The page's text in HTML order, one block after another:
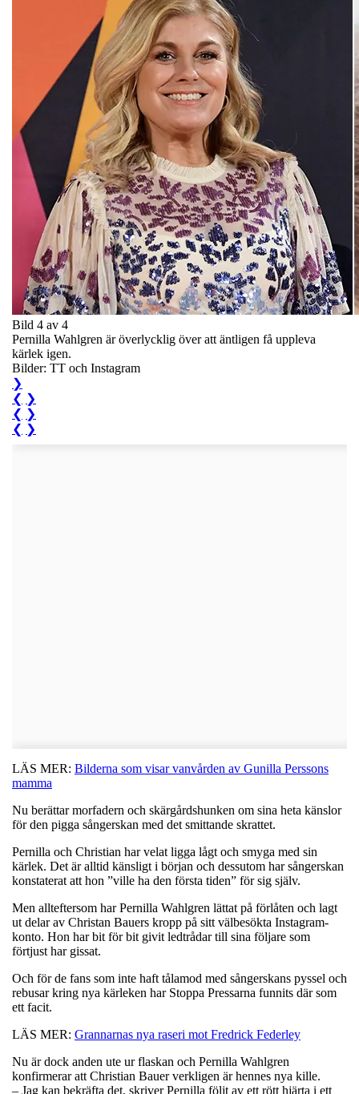
Bild 4 av 4
Pernilla Wahlgren är överlycklig över att äntligen få uppleva
kärlek igen.
Bilder: TT och Instagram
❯
❮ ❯
❮ ❯
❮ ❯
LÄS MER: Bilderna som visar vanvården av Gunilla Perssons
mamma
Nu berättar morfadern och skärgårdshunken om sina heta känslor
för den pigga sångerskan med det smittande skrattet.
Pernilla och Christian har velat ligga lågt och smyga med sin
kärlek. Det är alltid känsligt i början och dessutom har sångerskan
konstaterat att hon ”ville ha den första tiden” för sig själv.
Men allteftersom har Pernilla Wahlgren lättat på förlåten och lagt
ut delar av Christan Bauers kropp på sitt välbesökta Instagram-
konto. Hon har bit för bit givit ledtrådar till sina följare som
förtjust har gissat.
Och för de fans som inte haft tålamod med sångerskans pyssel och
rebusar kring nya kärleken har Stoppa Pressarna funnits där som
ett facit.
LÄS MER: Grannarnas nya raseri mot Fredrick Federley
Nu är dock anden ute ur flaskan och Pernilla Wahlgren
konfirmerar att Christian Bauer verkligen är hennes nya kille.
– Jag kan bekräfta det, skriver Pernilla följt av ett rött hjärta i ett